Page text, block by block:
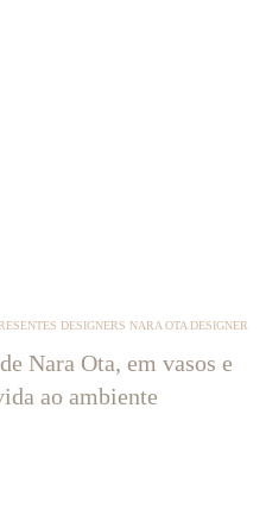
DESIGNERS NARA OTA DESIGNER
Nara Ota, em vasos e
ao ambiente